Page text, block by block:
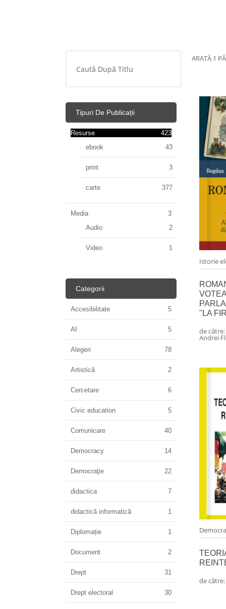
ARATĂ 1
Istorie
"LA
de către:
Andrei
de către:
Tipuri De Publicații
Resurse
423
ebook
43
print 3
carte 377
Media
3
Audio
2
Video 1
Categorii
Accesibilitate 5
AI 5
Alegeri 78
Artistică 2
Cercetare 6
Civic education 5
Comunicare 40
Democracy 14
Democraţie 22
didactica 7
didactică informatică 1
Diplomație 1
Document 2
Drept 31
Drept electoral 30